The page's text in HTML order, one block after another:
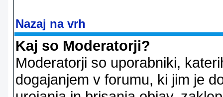
Nazaj na vrh
Kaj so Moderatorji?
Moderatorji so uporabniki,
dogajanjem v forumu, ki jim je